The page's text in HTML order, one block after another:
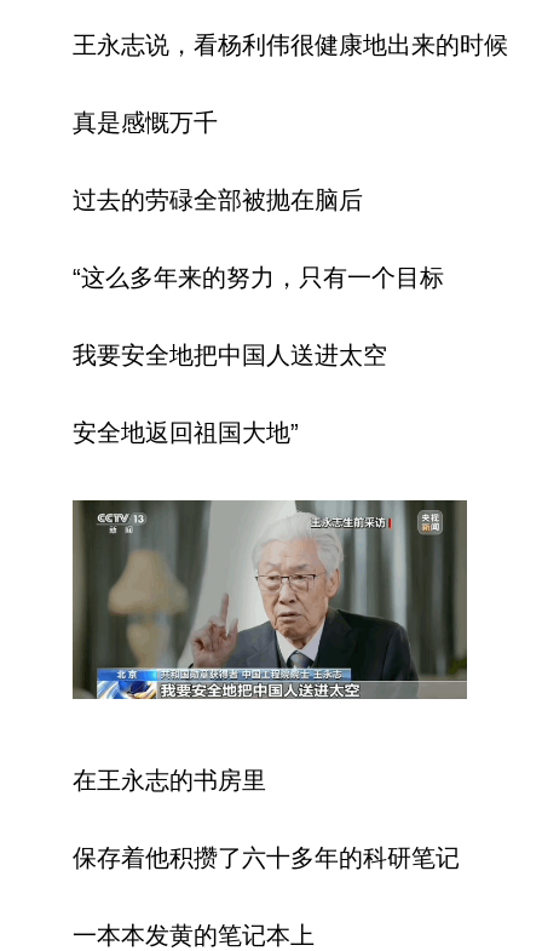
王永志说，看杨利伟很健康地出来的时候
真是感慨万千
过去的劳碌全部被抛在脑后
“这么多年来的努力，只有一个目标
我要安全地把中国人送进太空
安全地返回祖国大地”
在王永志的书房里
保存着他积攒了六十多年的科研笔记
一本本发黄的笔记本上